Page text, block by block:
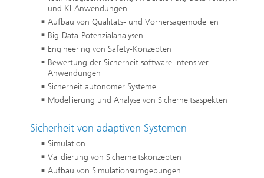
und KI-Anwendungen
Aufbau von Qualitäts- und Vorhersagemodellen
Big-Data-Potenzialanalysen
Engineering von Safety-Konzepten
Bewertung der Sicherheit software-intensiver
Anwendungen
Sicherheit autonomer Systeme
Modellierung und Analyse von Sicherheitsaspekten
Sicherheit von adaptiven Systemen
Simulation
Validierung von Sicherheitskonzepten
Aufbau von Simulationsumgebungen